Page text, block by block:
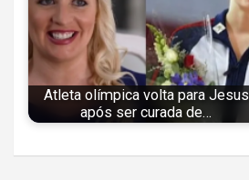
Atleta olímpica volta para Jesus
após ser curada de…